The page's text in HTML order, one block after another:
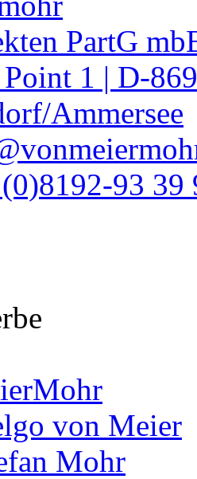
PartG
1 | D-
Ammersee
93 39
von Meier
Mohr